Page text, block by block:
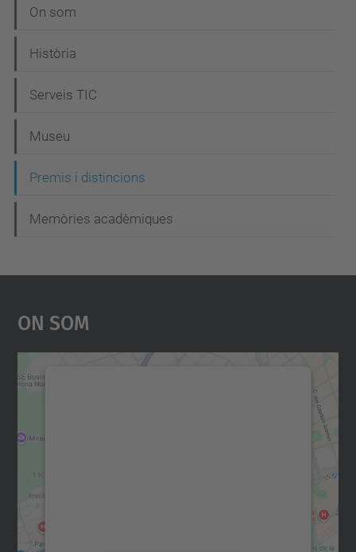
g
a
i
ó
On som
Història
Serveis TIC
Museu
Premis i distincions
Memòries acadèmiques
On Som